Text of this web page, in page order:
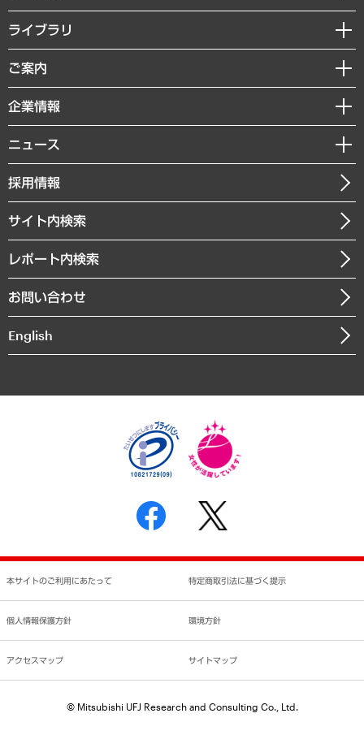
経営戦略
組織・人事戦略
デジタルイノベーション
共生・ダイバーシティ
GRC（ガバナンス・リスク・コンプライアンス）・防災（政策）
経済・産業・雇用・労働
まちづくり・観光・交通・スポーツ・スマートシティ
自然資源・農林水産業・食料システム
ライブラリ
経済調査
レポート
コラム
経営用語集
受託・受注実績（官公庁関連）
メディア掲載・出演
ご案内
セミナー・イベント情報
MUFGビジネスセミナー
受託案件情報
企業情報
私たちの想い
社長メッセージ
会社概要
沿革
組織図・本部部室紹介
インドネシア現地法人
個人情報保護方針
反社会的勢力に対する基本方針
書面による個人情報の開示等の請求の手続きについて
ニュース
ニュースリリース
お知らせ
採用情報
サイト内検索
レポート内検索
お問い合わせ
English
本サイトのご利用にあたって 特定商取引法に基づく提示
個人情報保護方針 環境方針
アクセスマップ サイトマップ
© Mitsubishi UFJ Research and Consulting Co., Ltd.